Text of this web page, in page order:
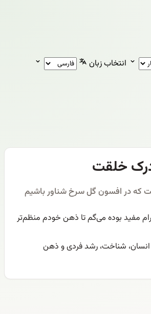
انتخاب زبان
خلقت
که در افسون گل سرخ شناور باشیم
مفید بوده می‌گم تا ذهن خودم منظم‌تر
شناخت، رشد فردی و ذهن